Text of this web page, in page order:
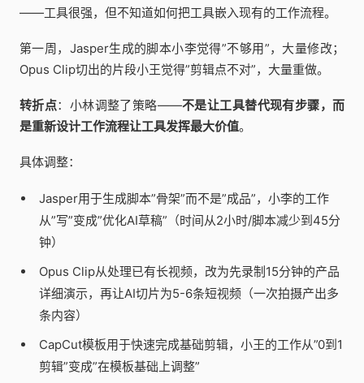
——工具很强，但不知道如何把工具嵌入现有的工作流程。
第一周，Jasper生成的脚本小李觉得”不够用”，大量修改；
Opus Clip切出的片段小王觉得”剪辑点不对”，大量重做。
转折点：小林调整了策略——不是让工具替代现有步骤，而
是重新设计工作流程让工具发挥最大价值。
具体调整：
Jasper用于生成脚本”骨架”而不是”成品”，小李的工作
从”写”变成”优化AI草稿”（时间从2小时/脚本减少到45分
钟）
Opus Clip从处理已有长视频，改为先录制15分钟的产品
详细演示，再让AI切片为5-6条短视频（一次拍摄产出多
条内容）
CapCut模板用于快速完成基础剪辑，小王的工作从”0到1
剪辑”变成”在模板基础上调整”